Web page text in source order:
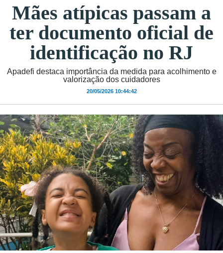
Mães atípicas passam a
ter documento oficial de
identificação no RJ
Apadefi destaca importância da medida para acolhimento e
valorização dos cuidadores
20/05/2026 10:44:42